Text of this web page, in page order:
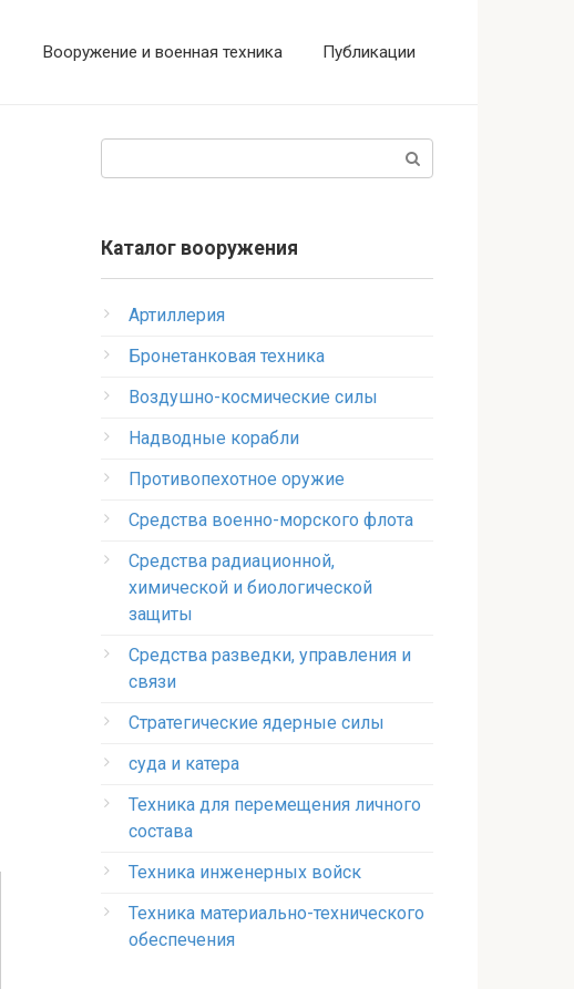
Вооружение и военная техника Публикации
Каталог вооружения
Артиллерия
Бронетанковая техника
Воздушно-космические силы
Надводные корабли
Противопехотное оружие
Средства военно-морского флота
Средства радиационной,
химической и биологической
защиты
Средства разведки, управления и
связи
Стратегические ядерные силы
суда и катера
Техника для перемещения личного
состава
Техника инженерных войск
Техника материально-технического
обеспечения